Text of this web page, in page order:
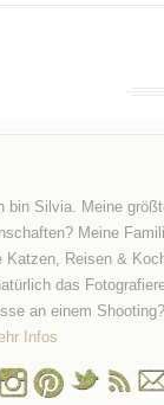
bin Silvia. Meine
Meine
Katzen, Reisen &
das
an einem Shooting?
Infos